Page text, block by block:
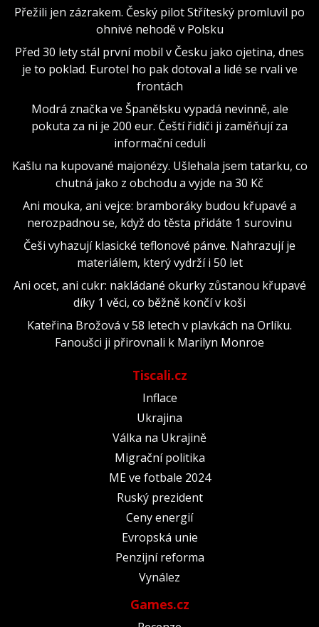
Přežili jen zázrakem. Český pilot Stříteský promluvil po
ohnivé nehodě v Polsku
Před 30 lety stál první mobil v Česku jako ojetina, dnes
je to poklad. Eurotel ho pak dotoval a lidé se rvali ve
frontách
Modrá značka ve Španělsku vypadá nevinně, ale
pokuta za ni je 200 eur. Čeští řidiči ji zaměňují za
informační ceduli
Kašlu na kupované majonézy. Ušlehala jsem tatarku, co
chutná jako z obchodu a vyjde na 30 Kč
Ani mouka, ani vejce: bramboráky budou křupavé a
nerozpadnou se, když do těsta přidáte 1 surovinu
Češi vyhazují klasické teflonové pánve. Nahrazují je
materiálem, který vydrží i 50 let
Ani ocet, ani cukr: nakládané okurky zůstanou křupavé
díky 1 věci, co běžně končí v koši
Kateřina Brožová v 58 letech v plavkách na Orlíku.
Fanoušci ji přirovnali k Marilyn Monroe
Tiscali.cz
Inflace
Ukrajina
Válka na Ukrajině
Migrační politika
ME ve fotbale 2024
Ruský prezident
Ceny energií
Evropská unie
Penzijní reforma
Vynález
Games.cz